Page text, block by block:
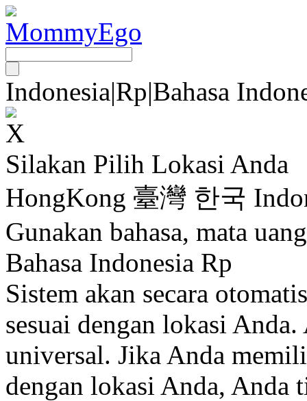
Indonesia|Rp|Bahasa
Silakan Pilih Lokasi Anda
HongKong 臺灣 한국
Gunakan bahasa, mata uang
Bahasa Indonesia Rp
Sistem akan secara
sesuai dengan lokasi
universal. Jika Anda
dengan lokasi Anda, Anda